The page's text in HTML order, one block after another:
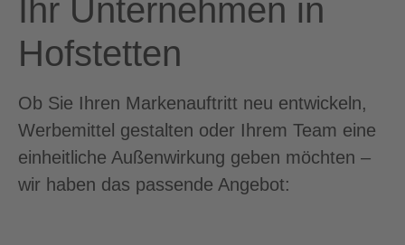
Ihr Unternehmen in
Hofstetten
Ob Sie Ihren Markenauftritt neu entwickeln,
Werbemittel gestalten oder Ihrem Team eine
einheitliche Außenwirkung geben möchten –
wir haben das passende Angebot: